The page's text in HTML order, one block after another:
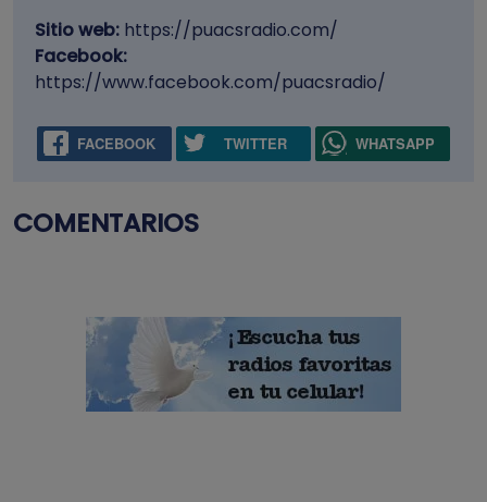
Sitio web: https://puacsradio.com/
Facebook:
https://www.facebook.com/puacsradio/
FACEBOOK TWITTER WHATSAPP
COMENTARIOS